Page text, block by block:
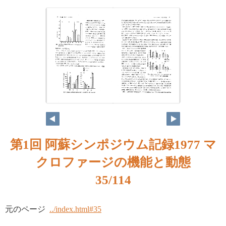
第1回 阿蘇シンポジウム記録1977 マ
クロファージの機能と動態
35/114
元のページ ../index.html#35